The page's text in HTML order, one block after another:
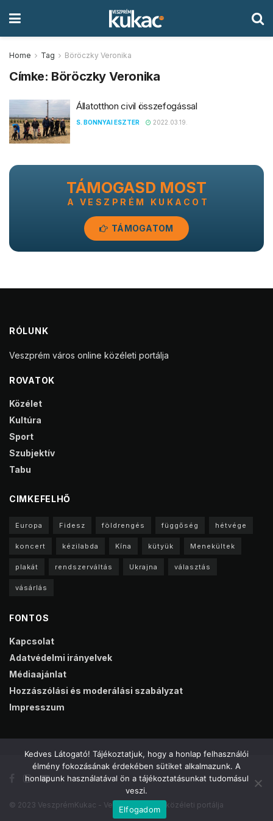
Home Tag Böröczky Veronika
Címke: Böröczky Veronika
Állatotthon civil összefogással
S. BONNYAI ESZTER 2022.03.19.
TÁMOGASD MOST
A VESZPRÉM KUKACOT
TÁMOGATOM
RÓLUNK
Veszprém város online közéleti portálja
ROVATOK
Közélet
Kultúra
Sport
Szubjektív
Tabu
CIMKEFELHŐ
Europa Fidesz földrengés függőség hétvége
koncert kézilabda Kína kütyük Menekültek
plakát rendszerváltás Ukrajna választás
vásárlás
FONTOS
Kapcsolat
Adatvédelmi irányelvek
Médiaajánlat
Hozzászólási és moderálási szabályzat
Impresszum
© 2023 VeszprémKukac - Veszprém online közéleti portálja
Kedves Látogató! Tájékoztatjuk, hogy a honlap felhasználói
élmény fokozásának érdekében sütiket alkalmazunk. A
honlapunk használatával ön a tájékoztatásunkat tudomásul
veszi.
Elfogadom